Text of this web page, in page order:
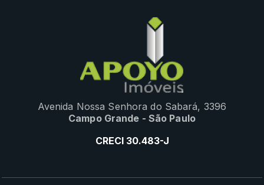
Avenida Nossa Senhora do Sabará, 3396
Campo Grande - São Paulo
CRECI 30.483-J